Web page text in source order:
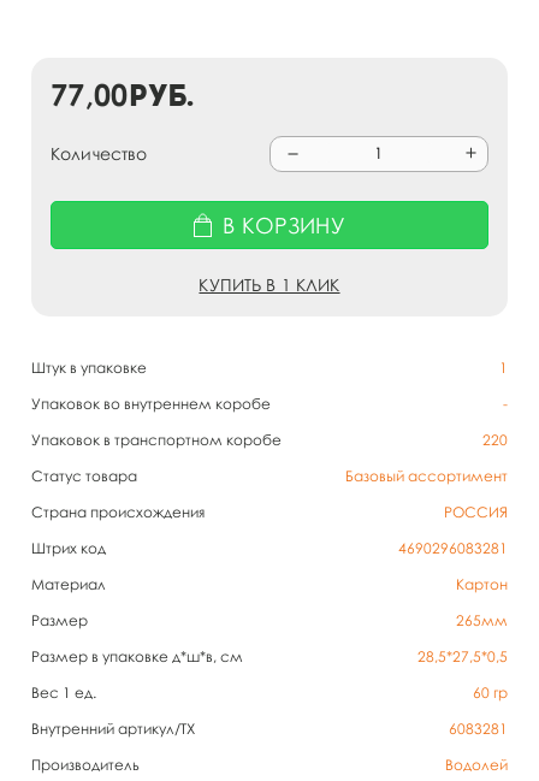
Штук в упаковке
1
Упаковок во внутреннем коробе
-
Упаковок в транспортном коробе
220
Статус товара
Базовый ассортимент
Страна происхождения
РОССИЯ
Штрих код
4690296083281
Материал
Картон
Размер
265мм
Размер в упаковке д*ш*в, см
28,5*27,5*0,5
Вес 1 ед.
60 гр
Внутренний артикул/TX
6083281
Производитель
Водолей
77,00руб.
Количество
В КОРЗИНУ
КУПИТЬ В 1 КЛИК